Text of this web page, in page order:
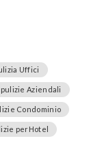
Uffici
Aziendali
Condominio
perHotel